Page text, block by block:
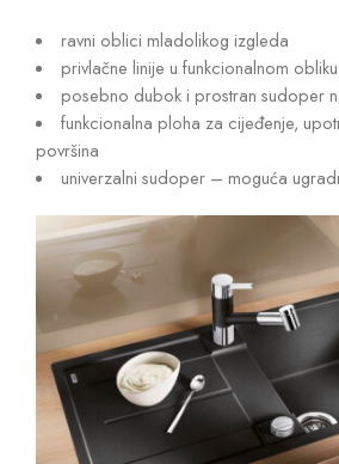
ravni oblici mladolikog izgleda
privlačne linije u funkcionalnom obliku
posebno dubok i prostran sudoper
funkcionalna ploha za cijeđenje,
površina
univerzalni sudoper – moguća